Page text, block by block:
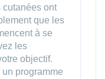
cutanées ont
que les
à se
les
objectif.
programme